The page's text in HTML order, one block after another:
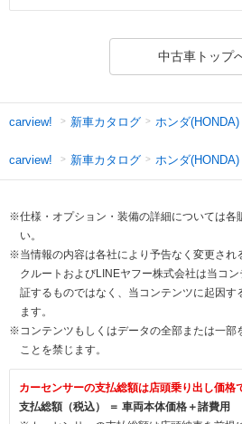
中古車トップ
carview! 新車カタログ ホンダ(HONDA)
carview! 新車カタログ ホンダ(HONDA)
※仕様・オプション・装備の詳細については各
い。
※当情報の内容は各社により予告なく変更され
クルートおよびLINEヤフー株式会社は当コ
証するものではなく、当コンテンツに起因す
ます。
※コンテンツもしくはデータの全部または一部
ことを禁じます。
カーセンサーの支払総額は店頭乗り出し価格
支払総額（税込） ＝ 車両本体価格＋諸費用